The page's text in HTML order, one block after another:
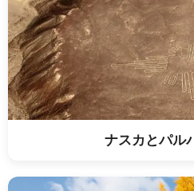
ナスカとパル